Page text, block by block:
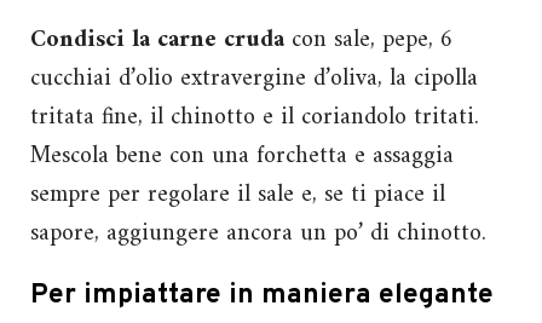
Condisci la carne cruda con sale, pepe, 6
cucchiai d’olio extravergine d’oliva, la cipolla
tritata fine, il chinotto e il coriandolo tritati.
Mescola bene con una forchetta e assaggia
sempre per regolare il sale e, se ti piace il
sapore, aggiungere ancora un po’ di chinotto.
Per impiattare in maniera elegante